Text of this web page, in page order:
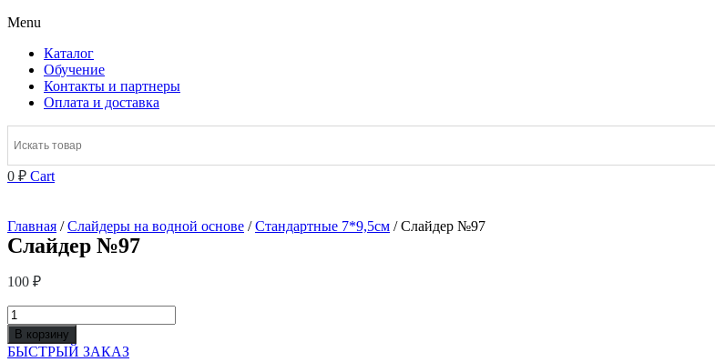
Menu
Каталог
Обучение
Контакты и партнеры
Оплата и доставка
0 ₽ Cart
Главная /Слайдеры на водной основе /Стандартные 7*9,5см / Слайдер №97
Слайдер №97
100 ₽
Количество
товара
Слайдер
В корзину
БЫСТРЫЙ ЗАКАЗ